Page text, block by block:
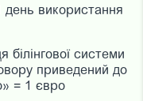
день використання
білінгової системи
приведений до
= 1 євро